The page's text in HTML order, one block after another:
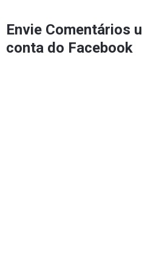
Envie Comentários
conta do Facebook